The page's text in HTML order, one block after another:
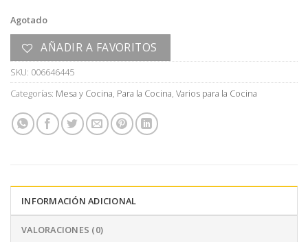
Agotado
AÑADIR A FAVORITOS
SKU: 006646445
Categorías: Mesa y Cocina, Para la Cocina, Varios para la Cocina
INFORMACIÓN ADICIONAL
VALORACIONES (0)